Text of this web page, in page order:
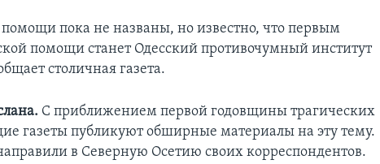
пока не названы, но известно, что первым
помощи станет Одесский противочумный институт
столичная газета.
С приближением первой годовщины трагических
газеты публикуют обширные материалы на эту тему.
в Северную Осетию своих корреспондентов.